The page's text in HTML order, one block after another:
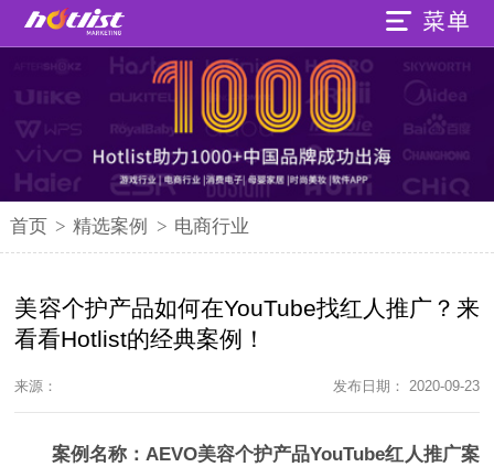
首页 > 精选案例 > 电商行业
美容个护产品如何在YouTube找红人推广？来
看看Hotlist的经典案例！
来源： 发布日期： 2020-09-23
案例名称：AEVO美容个护产品YouTube红人推广案